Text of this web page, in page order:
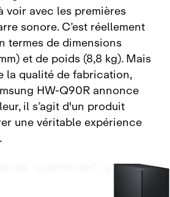
voir avec les premières
sonore. C’est réellement
termes de dimensions
et de poids (8,8 kg). Mais
la qualité de fabrication,
HW‑Q90R annonce
il s’agit d'un produit
une véritable expérience